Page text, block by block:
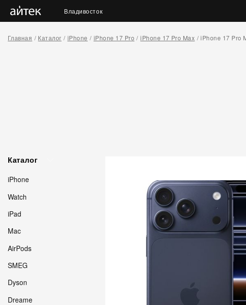
Владивосток
Главная Каталог iPhone iPhone 17 Pro iPhone 17 Pro Max iPhone 17 Pro
Каталог
iPhone
Watch
iPad
Mac
AirPods
SMEG
Dyson
Dreame